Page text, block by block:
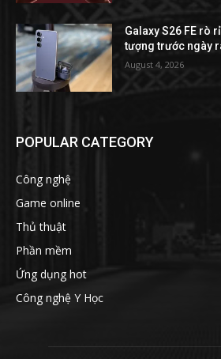
Galaxy S26 FE rò
tượng trước ngày
August 4, 2026
POPULAR CATEGORY
Công nghệ
Game online
Thủ thuật
Phần mềm
Ứng dụng hot
Công nghệ Y Học